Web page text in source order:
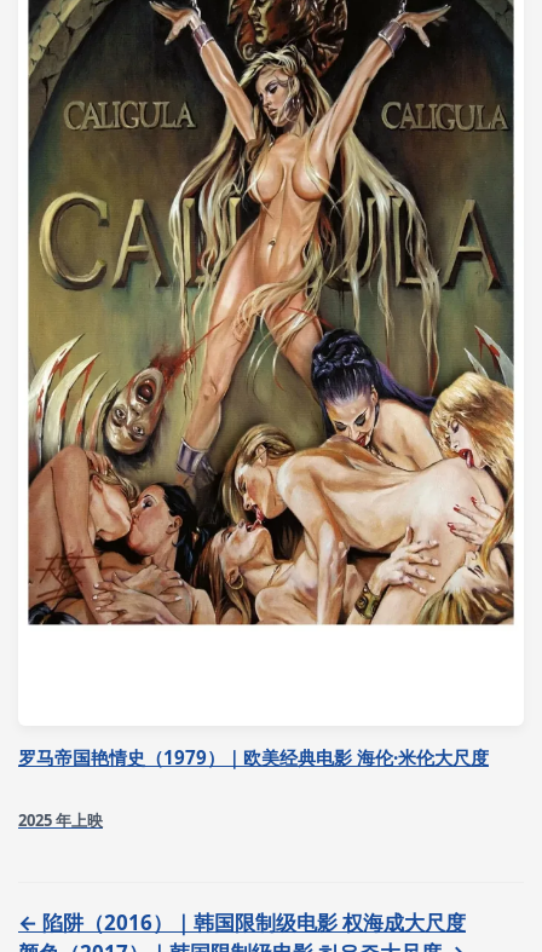
罗马帝国艳情史（1979）｜欧美经典电影 海伦·米伦大尺度
2025 年上映
← 陷阱（2016）｜韩国限制级电影 权海成大尺度